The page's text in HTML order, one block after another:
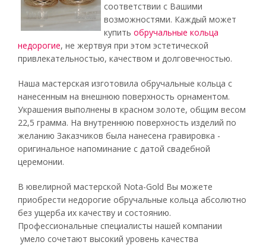
соответствии с Вашими
возможностями. Каждый может
купить обручальные кольца
недорогие, не жертвуя при этом эстетической
привлекательностью, качеством и долговечностью.
Наша мастерская изготовила обручальные кольца с
нанесенным на внешнюю поверхность орнаментом.
Украшения выполнены в красном золоте, общим весом
22,5 грамма. На внутреннюю поверхность изделий по
желанию Заказчиков была нанесена гравировка -
оригинальное напоминание с датой свадебной
церемонии.
В ювелирной мастерской Nota-Gold Вы можете
приобрести недорогие обручальные кольца абсолютно
без ущерба их качеству и состоянию.
Профессиональные специалисты нашей компании
умело сочетают высокий уровень качества